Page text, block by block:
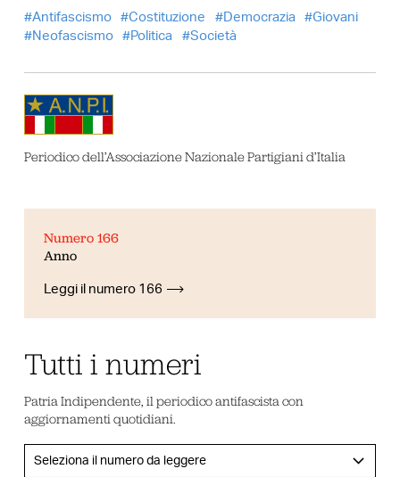
Antifascismo
Costituzione Democrazia
Giovani
Neofascismo
Politica Società
Periodico dell’Associazione Nazionale Partigiani d’Italia
Numero 166
Anno
Leggi il numero 166
Tutti i numeri
Patria Indipendente, il periodico antifascista con
aggiornamenti quotidiani.